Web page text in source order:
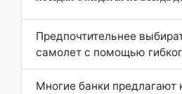
Предпочтительнее
самолет с помощью
Многие банки предлагают